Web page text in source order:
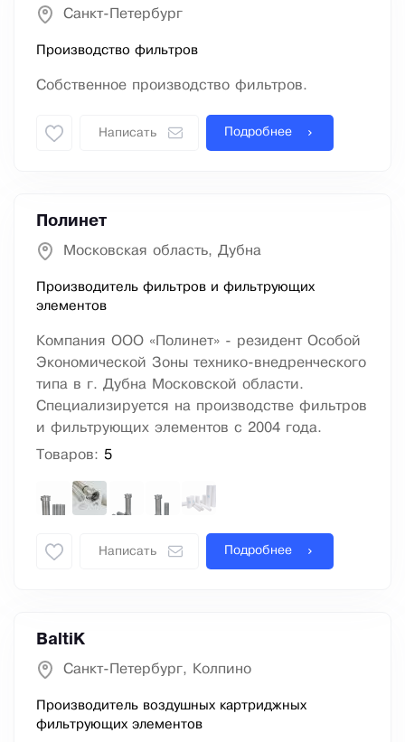
Санкт-Петербург
Производство фильтров
Собственное производство фильтров.
Написать Подробнее
Полинет
Московская область, Дубна
Производитель фильтров и фильтрующих
элементов
Компания ООО «Полинет» - резидент Особой
Экономической Зоны технико-внедренческого
типа в г. Дубна Московской области.
Специализируется на производстве фильтров
и фильтрующих элементов с 2004 года.
Товаров: 5
Написать Подробнее
BaltiK
Санкт-Петербург, Колпино
Производитель воздушных картриджных
фильтрующих элементов